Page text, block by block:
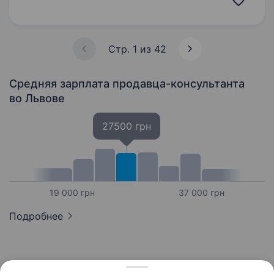
Стр. 1 из 42
Средняя зарплата продавца-консультанта
во Львове
19 000 грн
27500 грн
37 000 грн
Подробнее